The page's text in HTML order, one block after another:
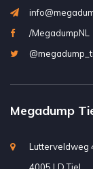
/MegadumpNL
Megadump
Lutterveldweg